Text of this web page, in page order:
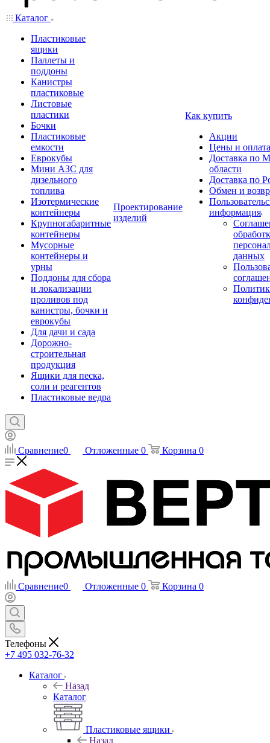
Каталог
Пластиковые
ящики
Паллеты и
поддоны
Канистры
пластиковые
Листовые
пластики
Бочки
Пластиковые
емкости
Еврокубы
Мини АЗС для
дизельного
топлива
Изотермические
контейнеры
Крупногабаритные
контейнеры
Мусорные
контейнеры и
урны
Поддоны для сбора
и локализации
проливов под
канистры, бочки и
еврокубы
Для дачи и сада
Дорожно-
строительная
продукция
Ящики для песка,
соли и реагентов
Пластиковые ведра
Проектирование
изделий
Как купить
Акции
Цены и оплата
Доставка по
области
Доставка по
Обмен и
информация
данных
Сравнение0 Отложенные 0 Корзина 0
Сравнение0 Отложенные 0 Корзина 0
Телефоны
+7 495 032-76-32
Каталог
Назад
Каталог
Пластиковые ящики
Назад